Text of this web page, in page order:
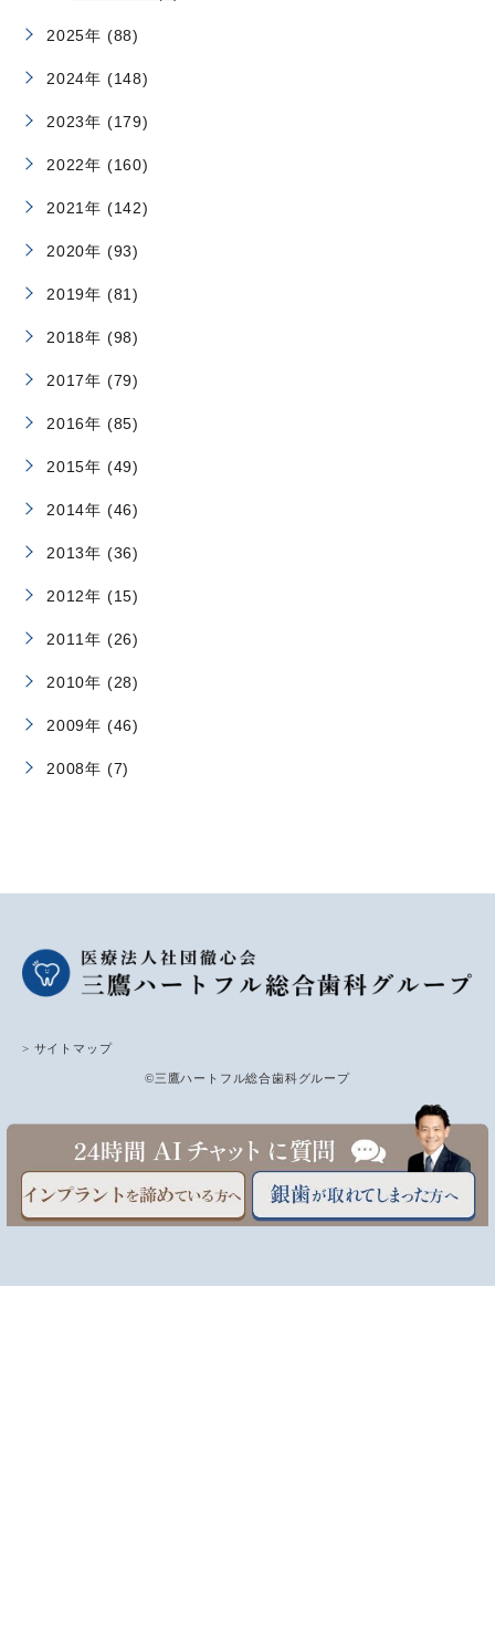
2025年 (88)
2024年 (148)
2023年 (179)
2022年 (160)
2021年 (142)
2020年 (93)
2019年 (81)
2018年 (98)
2017年 (79)
2016年 (85)
2015年 (49)
2014年 (46)
2013年 (36)
2012年 (15)
2011年 (26)
2010年 (28)
2009年 (46)
2008年 (7)
> サイトマップ
©三鷹ハートフル総合歯科グループ